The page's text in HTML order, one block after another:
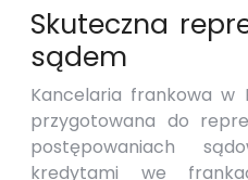
Skuteczna
sądem
Kancelaria frankowa w
przygotowana do
postępowaniach
kredytami we